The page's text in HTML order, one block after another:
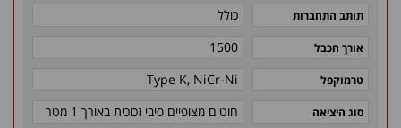
תותב התחברות כולל
אורך הכבל 1500
טרמוקפל Type K, NiCr-Ni
סוג היציאה חוטים מצופיים סיבי זכוכית באורך 1 מטר